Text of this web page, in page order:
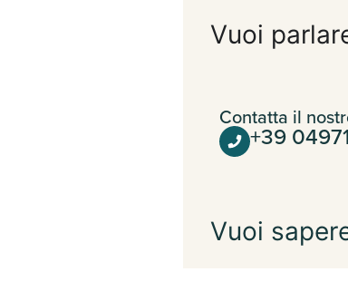
Vuoi
Contatta il
+39
Vuoi